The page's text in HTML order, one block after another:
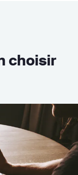
choisir